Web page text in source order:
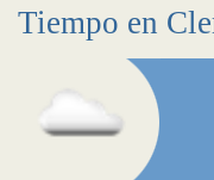
Tiempo en